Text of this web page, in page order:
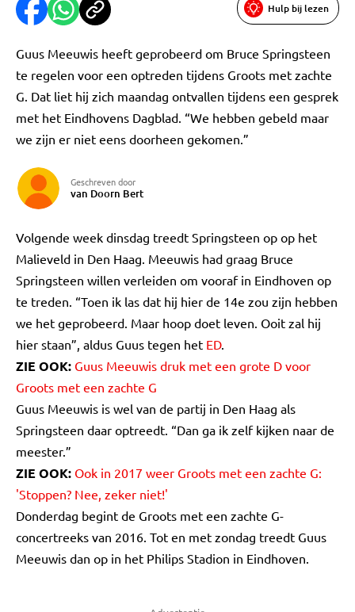
Hulp bij lezen
Guus Meeuwis heeft geprobeerd om Bruce Springsteen
te regelen voor een optreden tijdens Groots met zachte
G. Dat liet hij zich maandag ontvallen tijdens een gesprek
met het Eindhovens Dagblad. “We hebben gebeld maar
we zijn er niet eens doorheen gekomen.”
Geschreven door
van Doorn Bert
Volgende week dinsdag treedt Springsteen op op het
Malieveld in Den Haag. Meeuwis had graag Bruce
Springsteen willen verleiden om vooraf in Eindhoven op
te treden. “Toen ik las dat hij hier de 14e zou zijn hebben
we het geprobeerd. Maar hoop doet leven. Ooit zal hij
hier staan”, aldus Guus tegen het ED.
ZIE OOK: Guus Meeuwis druk met een grote D voor
Groots met een zachte G
Guus Meeuwis is wel van de partij in Den Haag als
Springsteen daar optreedt. “Dan ga ik zelf kijken naar de
meester.”
ZIE OOK: Ook in 2017 weer Groots met een zachte G:
'Stoppen? Nee, zeker niet!'
Donderdag begint de Groots met een zachte G-
concertreeks van 2016. Tot en met zondag treedt Guus
Meeuwis dan op in het Philips Stadion in Eindhoven.